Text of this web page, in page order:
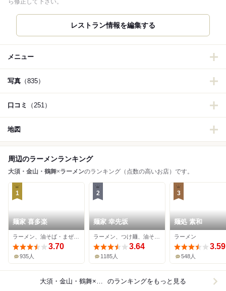
ら修正して下さい。
レストラン情報を編集する
メニュー
写真 （835）
口コミ （251）
地図
周辺のラーメンランキング
大須・金山・鶴舞×ラーメンのランキング（点数の高いお店）です。
1
麺家 喜多楽
ラーメン、油そば・まぜそば、つけ麺
3.70
935人
2
麺家 幸先坂
3.64
1185人
3
麺処 素和
ラーメン
3.59
548人
大須・金山・鶴舞×ラーメン のランキングをもっと見る